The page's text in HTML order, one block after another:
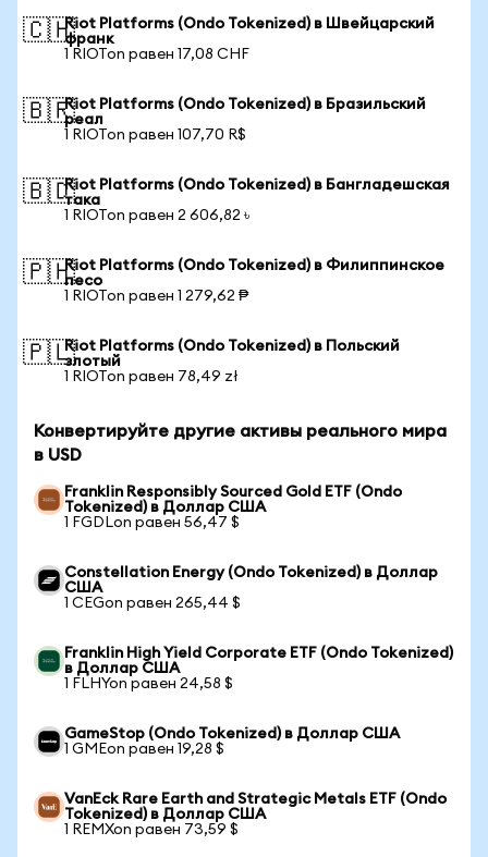
🇨🇭Riot Platforms (Ondo Tokenized) в Швейцарский
франк
1 RIOTon равен 17,08 CHF
🇧🇷Riot Platforms (Ondo Tokenized) в Бразильский
реал
1 RIOTon равен 107,70 R$
🇧🇩Riot Platforms (Ondo Tokenized) в Бангладешская
така
1 RIOTon равен 2 606,82 ৳
🇵🇭Riot Platforms (Ondo Tokenized) в Филиппинское
песо
1 RIOTon равен 1 279,62 ₱
🇵🇱Riot Platforms (Ondo Tokenized) в Польский
злотый
1 RIOTon равен 78,49 zł
Конвертируйте другие активы реального мира
в USD
Franklin Responsibly Sourced Gold ETF (Ondo
Tokenized) в Доллар США
1 FGDLon равен 56,47 $
Constellation Energy (Ondo Tokenized) в Доллар
США
1 CEGon равен 265,44 $
Franklin High Yield Corporate ETF (Ondo Tokenized)
в Доллар США
1 FLHYon равен 24,58 $
GameStop (Ondo Tokenized) в Доллар США
1 GMEon равен 19,28 $
VanEck Rare Earth and Strategic Metals ETF (Ondo
Tokenized) в Доллар США
1 REMXon равен 73,59 $